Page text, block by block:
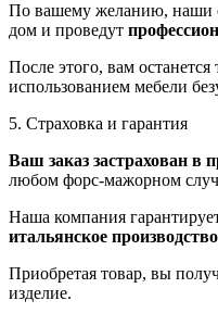
По вашему желанию, наши
дом и проведут
После этого, вам
использованием мебели
5. Страховка и гарантия
Ваш заказ застрахован в
любом форс-мажорном
Наша компания
итальянское производство
Приобретая товар, вы
изделие.